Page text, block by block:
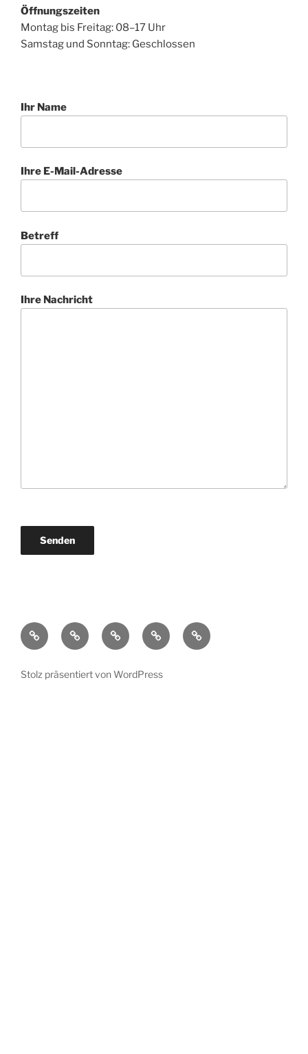
Öffnungszeiten
Montag bis Freitag: 08–17 Uhr
Samstag und Sonntag: Geschlossen
Ihr Name
Ihre E-Mail-Adresse
Betreff
Ihre Nachricht
StartseiteUnsere
Philosophie
Unsere
Leistungen
Unsere
Referenzen
Impressum
Stolz präsentiert von WordPress